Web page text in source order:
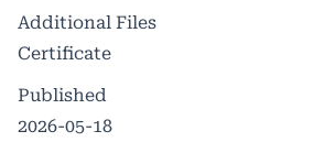
Additional Files
Certificate
Published
2026-05-18